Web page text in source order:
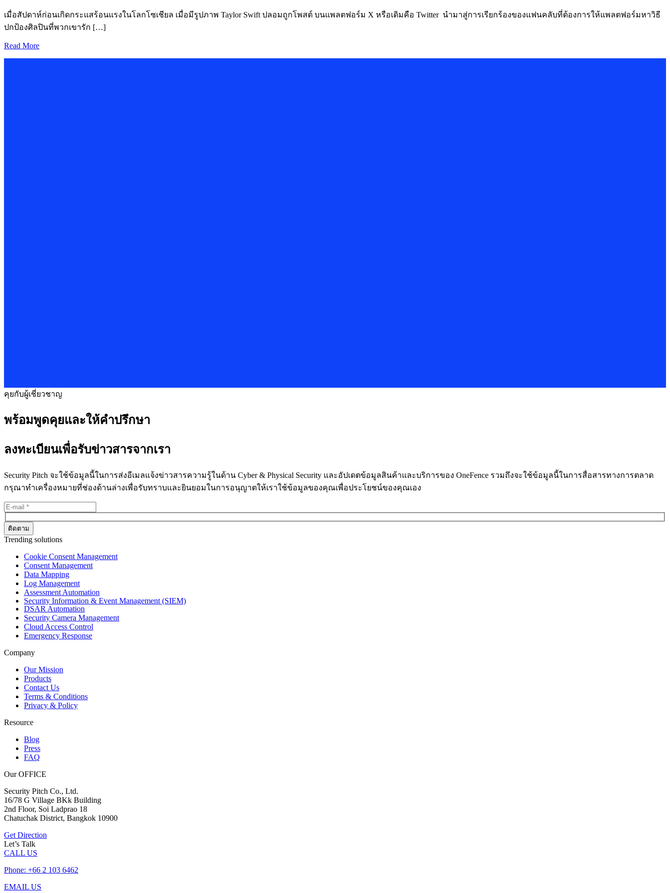
เมื่อสัปดาห์ก่อนเกิดกระแสร้อนแรงในโลกโซเชียล เมื่อมีรูปภาพ Taylor Swift ปลอมถูกโพสต์ บนแพลตฟอร์ม X หรือเดิมคือ Twitter นำมาสู่การเรียกร้องของแฟนคลับที่ต้องการให้แพลตฟอร์มหาวิธี
ปกป้องศิลปินที่พวกเขารัก […]
Read More
คุยกับผู้เชี่ยวชาญ
พร้อมพูดคุยและให้คำปรึกษา
ลงทะเบียนเพื่อรับข่าวสารจากเรา
Security Pitch จะใช้ข้อมูลนี้ในการส่งอีเมลแจ้งข่าวสารความรู้ในด้าน Cyber & Physical Security และอัปเดตข้อมูลสินค้าและบริการของ OneFence รวมถึงจะใช้ข้อมูลนี้ในการสื่อสารทางการตลาด
กรุณาทำเครื่องหมายที่ช่องด้านล่างเพื่อรับทราบและยินยอมในการอนุญาตให้เราใช้ข้อมูลของคุณเพื่อประโยชน์ของคุณเอง
Trending solutions
Cookie Consent Management
Consent Management
Data Mapping
Log Management
Assessment Automation
Security Information & Event Management (SIEM)
DSAR Automation
Security Camera Management
Cloud Access Control
Emergency Response
Company
Our Mission
Products
Contact Us
Terms & Conditions
Privacy & Policy
Resource
Blog
Press
FAQ
Our OFFICE
Security Pitch Co., Ltd.
16/78 G Village BKk Building
2nd Floor, Soi Ladprao 18
Chatuchak District, Bangkok 10900
Get Direction
Let’s Talk
CALL US
Phone: +66 2 103 6462
EMAIL US